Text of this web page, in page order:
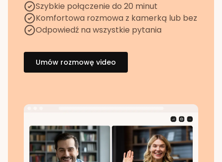
Szybkie połączenie do 20 minut
Komfortowa rozmowa z kamerką lub bez
Odpowiedź na wszystkie pytania
Umów rozmowę video